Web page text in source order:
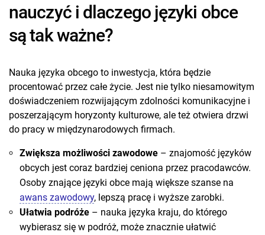
nauczyć i dlaczego języki obce
są tak ważne?
Nauka języka obcego to inwestycja, która będzie
procentować przez całe życie. Jest nie tylko niesamowitym
doświadczeniem rozwijającym zdolności komunikacyjne i
poszerzającym horyzonty kulturowe, ale też otwiera drzwi
do pracy w międzynarodowych firmach.
Zwiększa możliwości zawodowe – znajomość języków
obcych jest coraz bardziej ceniona przez pracodawców.
Osoby znające języki obce mają większe szanse na
awans zawodowy, lepszą pracę i wyższe zarobki.
Ułatwia podróże – nauka języka kraju, do którego
wybierasz się w podróż, może znacznie ułatwić